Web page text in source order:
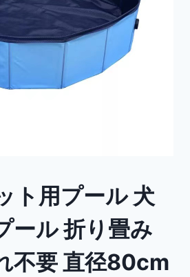
ト用プール 犬
ール 折り畳み
不要 直径80cm